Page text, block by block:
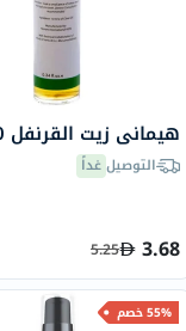
هيماني زيت القرنفل 10 مل
التوصيلغداً
3.68
5.25
55% خصم